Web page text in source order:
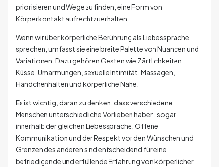
priorisieren und Wege zu finden, eine Form von
Körperkontakt aufrechtzuerhalten.
Wenn wir über körperliche Berührung als Liebessprache
sprechen, umfasst sie eine breite Palette von Nuancen und
Variationen. Dazu gehören Gesten wie Zärtlichkeiten,
Küsse, Umarmungen, sexuelle Intimität, Massagen,
Händchenhalten und körperliche Nähe.
Es ist wichtig, daran zu denken, dass verschiedene
Menschen unterschiedliche Vorlieben haben, sogar
innerhalb der gleichen Liebessprache. Offene
Kommunikation und der Respekt vor den Wünschen und
Grenzen des anderen sind entscheidend für eine
befriedigende und erfüllende Erfahrung von körperlicher